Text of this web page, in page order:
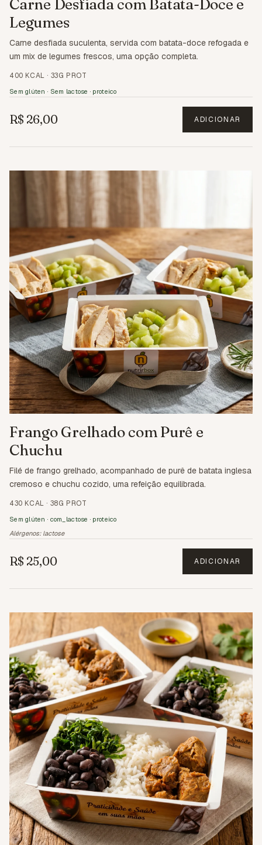
Carne Desfiada com Batata-Doce e
Legumes
Carne desfiada suculenta, servida com batata-doce refogada e
um mix de legumes frescos, uma opção completa.
400 KCAL · 33G PROT
Sem glúten · Sem lactose · proteico
R$ 26,00 ADICIONAR
Frango Grelhado com Purê e
Chuchu
Filé de frango grelhado, acompanhado de purê de batata inglesa
cremoso e chuchu cozido, uma refeição equilibrada.
430 KCAL · 38G PROT
Sem glúten · com_lactose · proteico
Alérgenos: lactose
R$ 25,00 ADICIONAR